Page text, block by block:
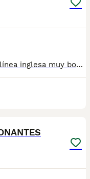
Golden retriever machos y hembra, línea inglesa muy bonitos y amorosos criados en ambiente familiar muy socializados con cartilla sanitaria vacuna chip desparasitación con garantía víricas y congenitas